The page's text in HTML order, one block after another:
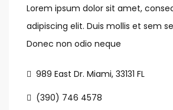
Lorem ipsum dolor sit amet,
adipiscing elit. Duis mollis et sem
Donec non odio neque
989 East Dr. Miami, 33131 FL
(390) 746 4578